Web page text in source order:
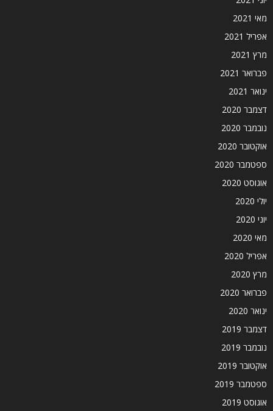
מאי 2021
אפריל 2021
מרץ 2021
פברואר 2021
ינואר 2021
דצמבר 2020
נובמבר 2020
אוקטובר 2020
ספטמבר 2020
אוגוסט 2020
יולי 2020
יוני 2020
מאי 2020
אפריל 2020
מרץ 2020
פברואר 2020
ינואר 2020
דצמבר 2019
נובמבר 2019
אוקטובר 2019
ספטמבר 2019
אוגוסט 2019